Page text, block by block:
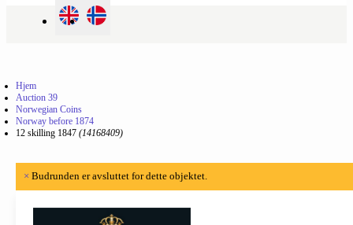
Hjem
Auction 39
Norwegian Coins
Norway before 1874
12 skilling 1847 (14168409)
× Budrunden er avsluttet for dette objektet.